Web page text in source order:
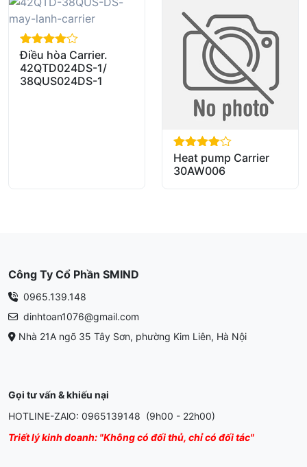
out of 5
Điều hòa Carrier.
42QTD024DS-1/
38QUS024DS-1
out of 5
Heat pump Carrier
30AW006
Công Ty Cổ Phần SMIND
0965.139.148
dinhtoan1076@gmail.com
Nhà 21A ngõ 35 Tây Sơn, phường Kim Liên, Hà Nội
Gọi tư vấn & khiếu nại
HOTLINE-ZAlO: 0965139148 (9h00 - 22h00)
Triết lý kinh doanh: "Không có đối thủ, chỉ có đối tác"